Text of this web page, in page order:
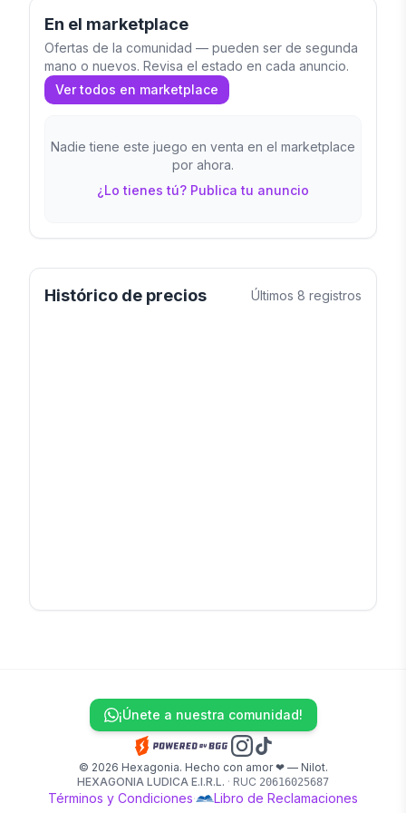
En el marketplace
Ofertas de la comunidad — pueden ser de segunda
mano o nuevos. Revisa el estado en cada anuncio.
Ver todos en marketplace
Nadie tiene este juego en venta en el marketplace
por ahora.
¿Lo tienes tú? Publica tu anuncio
Histórico de precios Últimos 8 registros
© 2026 Hexagonia. Hecho con amor ❤ — Nilot.
HEXAGONIA LUDICA E.I.R.L. · RUC 20616025687
Términos y Condiciones· Libro de Reclamaciones
¡Únete a nuestra comunidad!